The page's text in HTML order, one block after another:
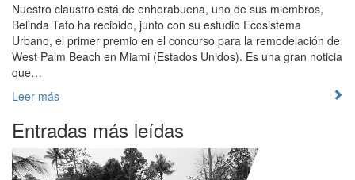
Nuestro claustro está de enhorabuena, uno de sus miembros,
Belinda Tato ha recibido, junto con su estudio Ecosistema
Urbano, el primer premio en el concurso para la remodelación de
West Palm Beach en Miami (Estados Unidos). Es una gran noticia
que…
Leer más
Entradas más leídas